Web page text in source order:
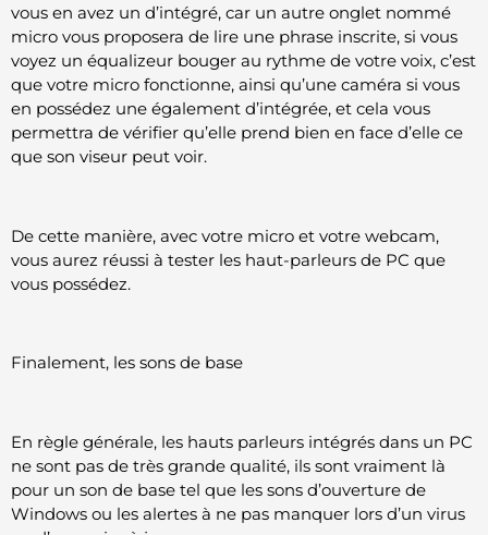
vous en avez un d’intégré, car un autre onglet nommé
micro vous proposera de lire une phrase inscrite, si vous
voyez un équalizeur bouger au rythme de votre voix, c’est
que votre micro fonctionne, ainsi qu’une caméra si vous
en possédez une également d’intégrée, et cela vous
permettra de vérifier qu’elle prend bien en face d’elle ce
que son viseur peut voir.
De cette manière, avec votre micro et votre webcam,
vous aurez réussi à tester les haut-parleurs de PC que
vous possédez.
Finalement, les sons de base
En règle générale, les hauts parleurs intégrés dans un PC
ne sont pas de très grande qualité, ils sont vraiment là
pour un son de base tel que les sons d’ouverture de
Windows ou les alertes à ne pas manquer lors d’un virus